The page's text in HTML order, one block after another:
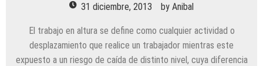
31 diciembre, 2013 by Anibal
El trabajo en altura se define como cualquier actividad o
desplazamiento que realice un trabajador mientras este
expuesto a un riesgo de caída de distinto nivel, cuya diferencia